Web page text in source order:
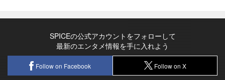
SPICEの公式アカウントをフォローして
最新のエンタメ情報を手に入れよう
Follow on Facebook Follow on X